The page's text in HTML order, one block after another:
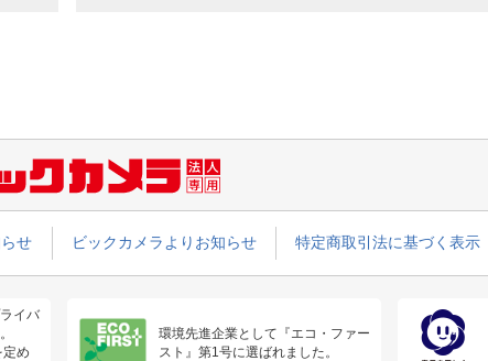
せ ビックカメラよりお知らせ 特定商取引法に基づく表示
イバ
定め
環境先進企業として『エコ・ファー
スト』第1号に選ばれました。